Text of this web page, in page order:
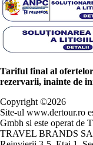
Tariful final al ofertelor
rezervarii, inainte de
Copyright ©2026
Site-ul www.dertour.ro
Gmbh si este operat
TRAVEL BRANDS SA,